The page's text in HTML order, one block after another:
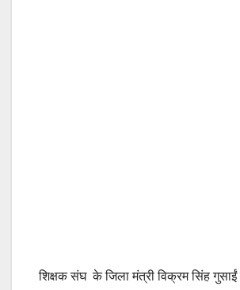
शिक्षक संघ के जिला मंत्री विक्रम सिंह